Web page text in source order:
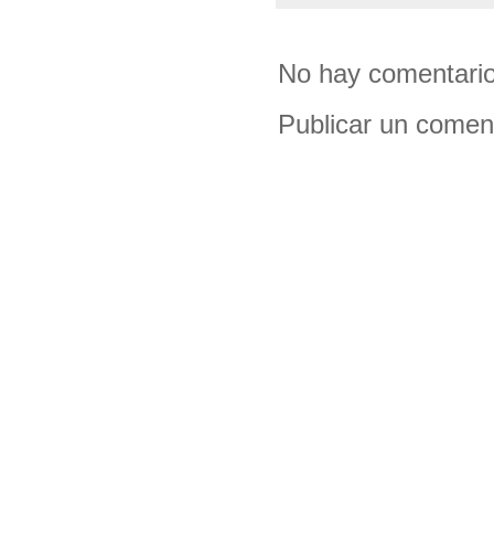
No hay
Publicar un